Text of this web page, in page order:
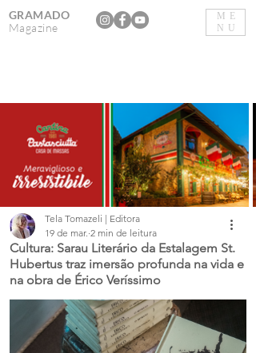
ME
NU
GRAMADO
Magazine
Cultura: Sarau Literário da Estalagem St.
Hubertus traz imersão profunda na vida e
na obra de Érico Veríssimo
Tela Tomazeli | Editora
19 de mar. 2 min de leitura